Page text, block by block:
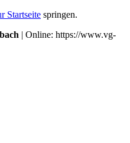
Startseite springen.
| Online: https://www.vg-